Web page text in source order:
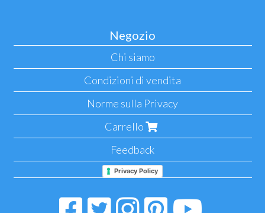
Negozio
Chi siamo
Condizioni di vendita
Norme sulla Privacy
Carrello
Feedback
Privacy Policy